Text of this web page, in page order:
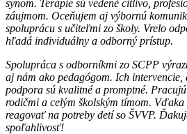
synom. Terapie sú vedené citlivo,
záujmom. Oceňujem aj výbornú
spoluprácu s učiteľmi zo školy. Vrelo
hľadá individuálny a odborný prístup.
Spolupráca s odborníkmi zo SCPP
aj nám ako pedagógom. Ich
podpora sú kvalitné a promptné.
rodičmi a celým školským tímom. Vďaka
reagovať na potreby detí so ŠVVP.
spoľahlivosť!